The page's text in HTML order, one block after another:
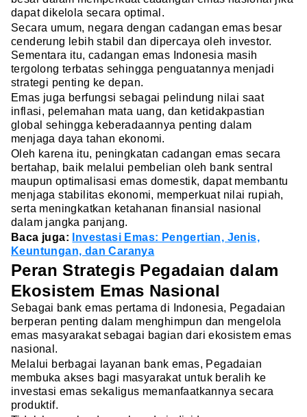
dapat dikelola secara optimal.
Secara umum, negara dengan cadangan emas besar
cenderung lebih stabil dan dipercaya oleh investor.
Sementara itu, cadangan emas Indonesia masih
tergolong terbatas sehingga penguatannya menjadi
strategi penting ke depan.
Emas juga berfungsi sebagai pelindung nilai saat
inflasi, pelemahan mata uang, dan ketidakpastian
global sehingga keberadaannya penting dalam
menjaga daya tahan ekonomi.
Oleh karena itu, peningkatan cadangan emas secara
bertahap, baik melalui pembelian oleh bank sentral
maupun optimalisasi emas domestik, dapat membantu
menjaga stabilitas ekonomi, memperkuat nilai rupiah,
serta meningkatkan ketahanan finansial nasional
dalam jangka panjang.
Baca juga:
Investasi Emas: Pengertian, Jenis,
Keuntungan, dan Caranya
Peran Strategis Pegadaian dalam
Ekosistem Emas Nasional
Sebagai bank emas pertama di Indonesia, Pegadaian
berperan penting dalam menghimpun dan mengelola
emas masyarakat sebagai bagian dari ekosistem emas
nasional.
Melalui berbagai layanan bank emas, Pegadaian
membuka akses bagi masyarakat untuk beralih ke
investasi emas sekaligus memanfaatkannya secara
produktif.